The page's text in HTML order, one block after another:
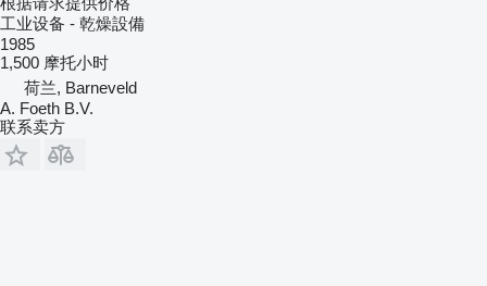
工业设备 - 乾燥設備
1985
1,500 摩托小时
荷兰, Barneveld
A. Foeth B.V.
联系卖方